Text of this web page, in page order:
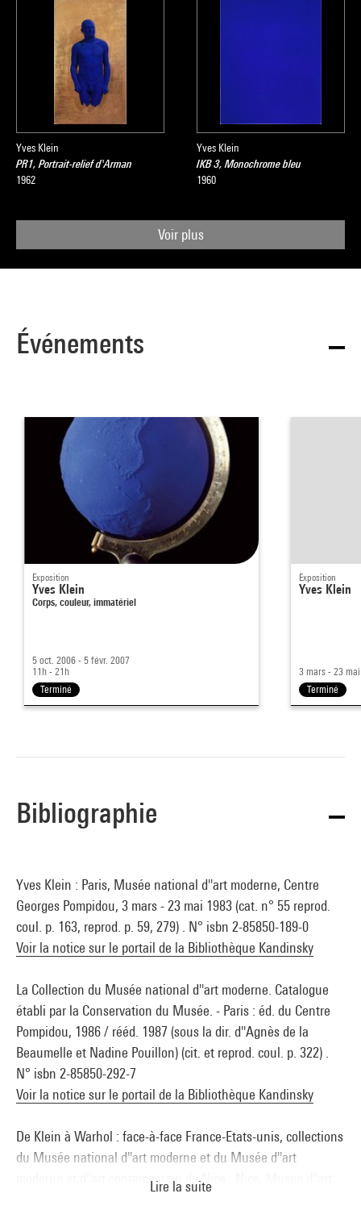
Yves Klein
PR1, Portrait-relief d'Arman
1962
Yves Klein
IKB 3, Monochrome bleu
1960
Voir plus
Événements
Exposition
Yves Klein
Corps, couleur, immatériel
5 oct. 2006 - 5 févr. 2007
11h - 21h
Terminé
Exposition
Yves Klein
3 mars - 23
Terminé
Bibliographie
Yves Klein : Paris, Musée national d''art moderne, Centre
Georges Pompidou, 3 mars - 23 mai 1983 (cat. n° 55 reprod.
coul. p. 163, reprod. p. 59, 279) . N° isbn 2-85850-189-0
Voir la notice sur le portail de la Bibliothèque Kandinsky
La Collection du Musée national d''art moderne. Catalogue
établi par la Conservation du Musée. - Paris : éd. du Centre
Pompidou, 1986 / rééd. 1987 (sous la dir. d''Agnès de la
Beaumelle et Nadine Pouillon) (cit. et reprod. coul. p. 322) .
N° isbn 2-85850-292-7
Voir la notice sur le portail de la Bibliothèque Kandinsky
De Klein à Warhol : face-à-face France-Etats-unis, collections
du Musée national d''art moderne et du Musée d''art
moderne et d''art contemporain de Nice : Nice, Musée d''art
Lire la suite